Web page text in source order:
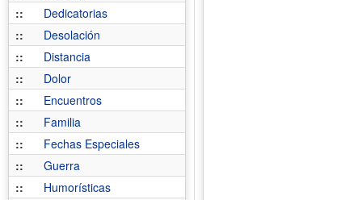
::
Dedicatorias
::
Desolación
::
Distancia
::
Dolor
::
Encuentros
::
Familia
::
Fechas Especiales
::
Guerra
::
Humorísticas